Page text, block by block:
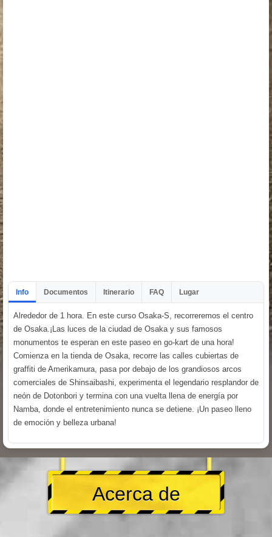
Info Documentos Itinerario FAQ Lugar
Alrededor de 1 hora. En este curso Osaka-S, recorreremos el centro
de Osaka.¡Las luces de la ciudad de Osaka y sus famosos
monumentos te esperan en este paseo en go-kart de una hora!
Comienza en la tienda de Osaka, recorre las calles cubiertas de
graffiti de Amerikamura, pasa por debajo de los grandiosos arcos
comerciales de Shinsaibashi, experimenta el legendario resplandor de
neón de Dotonbori y termina con una vuelta llena de energía por
Namba, donde el entretenimiento nunca se detiene. ¡Un paseo lleno
de emoción y belleza urbana!
Acerca de